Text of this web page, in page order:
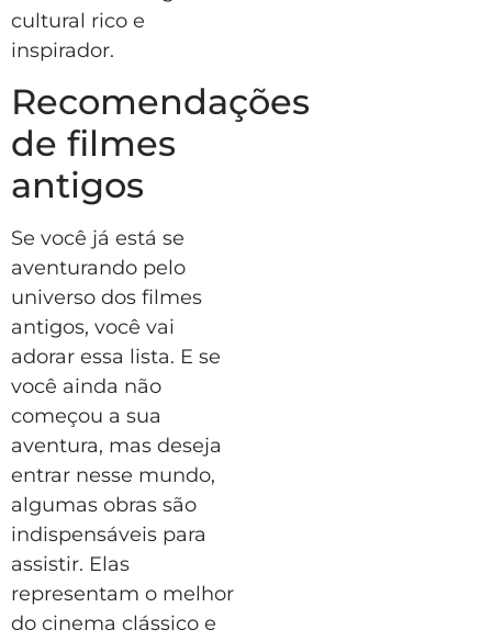
cultural rico e
inspirador.
Recomendações
de filmes
antigos
Se você já está se
aventurando pelo
universo dos filmes
antigos, você vai
adorar essa lista. E se
você ainda não
começou a sua
aventura, mas deseja
entrar nesse mundo,
algumas obras são
indispensáveis para
assistir. Elas
representam o melhor
do cinema clássico e